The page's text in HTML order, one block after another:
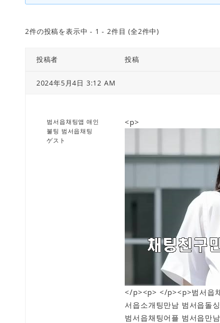
2件の投稿を表示中 - 1 - 2件目 (全2件中)
投稿者 投稿
2024年5月4日 3:12 AM
범서읍채팅앱 애인
불팅 범서읍채팅
ゲスト
<p>
</p><p> </p><p>범서읍
서읍소개팅만남 범서읍돌
범서읍채팅어플 범서읍만